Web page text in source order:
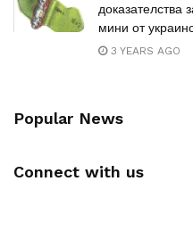
доказателства
мини от
3 YEARS AGO
Popular News
Connect with us